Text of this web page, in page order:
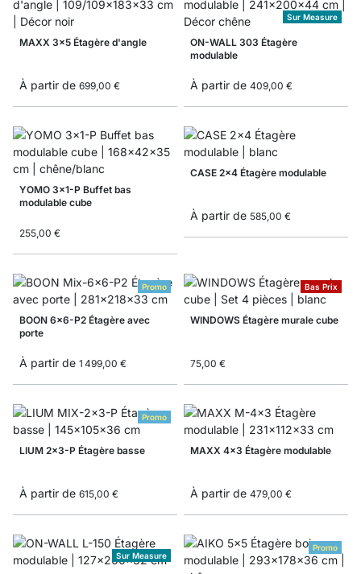
MAXX 3x5 Étagère d'angle
À partir de 699,00 €
Sur Measure
ON-WALL 303 Étagère
modulable
À partir de 409,00 €
YOMO 3x1-P Buffet bas
modulable cube
255,00 €
CASE 2x4 Étagère modulable
À partir de 585,00 €
Promo
BOON 6x6-P2 Étagère avec
porte
À partir de 1 499,00 €
Bas Prix
WINDOWS Étagère murale cube
75,00 €
Promo
LIUM 2x3-P Étagère basse
À partir de 615,00 €
MAXX 4x3 Étagère modulable
À partir de 479,00 €
Sur Measure
Promo